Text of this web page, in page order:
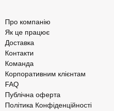
Про компанію
Як це працює
Доставка
Контакти
Команда
Корпоративним клієнтам
FAQ
Публічна оферта
Політика Конфіденційності